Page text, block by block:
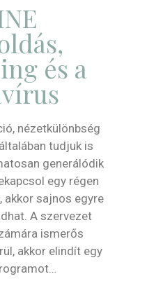
és a
nézetkülönbség
tudjuk is
generálódik
egy régen
akkor sajnos egyre
A szervezet
ismerős
akkor elindít egy